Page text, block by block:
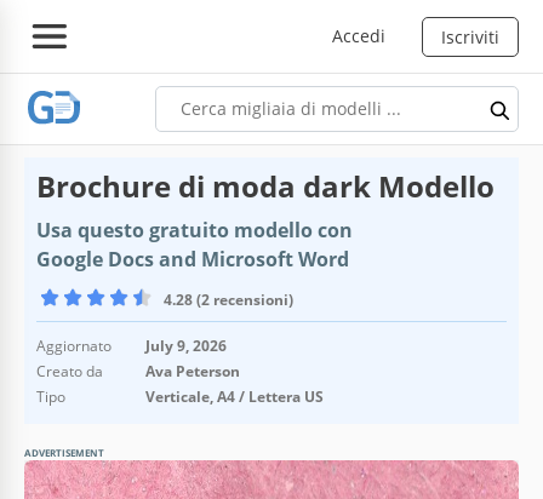
Accedi Iscriviti
Brochure di moda dark Modello
Usa questo gratuito modello con
Google Docs and Microsoft Word
4.28 (2 recensioni)
Aggiornato
July 9, 2026
Creato da
Ava Peterson
Tipo
Verticale, A4 / Lettera US
ADVERTISEMENT